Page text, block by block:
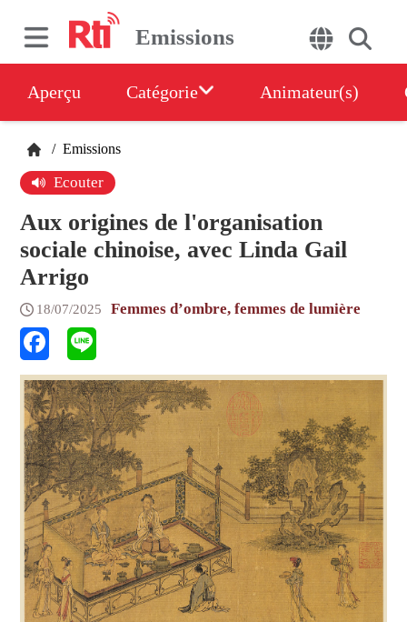
Emissions
Aperçu Catégorie Animateur(s)
/ Emissions
Ecouter
Aux origines de l'organisation
sociale chinoise, avec Linda Gail
Arrigo
18/07/2025 Femmes d’ombre, femmes de lumière